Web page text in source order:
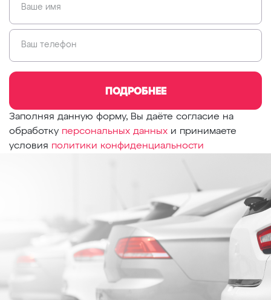
Ваше имя
Ваш телефон
ПОДРОБНЕЕ
Заполняя данную форму, Вы даёте согласие на
обработку персональных данных и принимаете
условия политики конфиденциальности